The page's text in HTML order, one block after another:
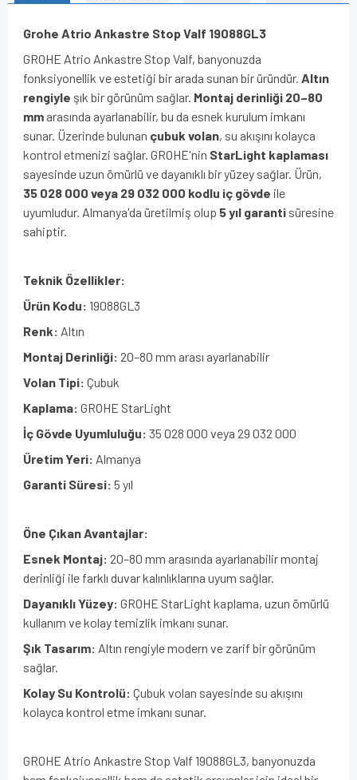
Grohe Atrio Ankastre Stop Valf 19088GL3
GROHE Atrio Ankastre Stop Valf, banyonuzda
fonksiyonellik ve estetiği bir arada sunan bir üründür. Altın
rengiyle şık bir görünüm sağlar. Montaj derinliği 20–80
mm arasında ayarlanabilir, bu da esnek kurulum imkanı
sunar. Üzerinde bulunan çubuk volan, su akışını kolayca
kontrol etmenizi sağlar. GROHE'nin StarLight kaplaması
sayesinde uzun ömürlü ve dayanıklı bir yüzey sağlar. Ürün,
35 028 000 veya 29 032 000 kodlu iç gövde ile
uyumludur. Almanya'da üretilmiş olup 5 yıl garanti süresine
sahiptir.
Teknik Özellikler:
Ürün Kodu: 19088GL3
Renk: Altın
Montaj Derinliği: 20–80 mm arası ayarlanabilir
Volan Tipi: Çubuk
Kaplama: GROHE StarLight
İç Gövde Uyumluluğu: 35 028 000 veya 29 032 000
Üretim Yeri: Almanya
Garanti Süresi: 5 yıl
Öne Çıkan Avantajlar:
Esnek Montaj: 20–80 mm arasında ayarlanabilir montaj
derinliği ile farklı duvar kalınlıklarına uyum sağlar.
Dayanıklı Yüzey: GROHE StarLight kaplama, uzun ömürlü
kullanım ve kolay temizlik imkanı sunar.
Şık Tasarım: Altın rengiyle modern ve zarif bir görünüm
sağlar.
Kolay Su Kontrolü: Çubuk volan sayesinde su akışını
kolayca kontrol etme imkanı sunar.
GROHE Atrio Ankastre Stop Valf 19088GL3, banyonuzda